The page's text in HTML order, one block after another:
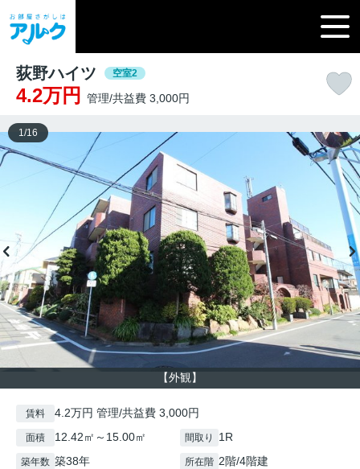
荻野ハイツ 空室2
4.2万円 管理/共益費 3,000円
【外観】
1 /16
賃料 4.2万円 管理/共益費 3,000円
面積 12.42㎡～15.00㎡ 間取り 1R
築年数 築38年 所在階 2階/4階建